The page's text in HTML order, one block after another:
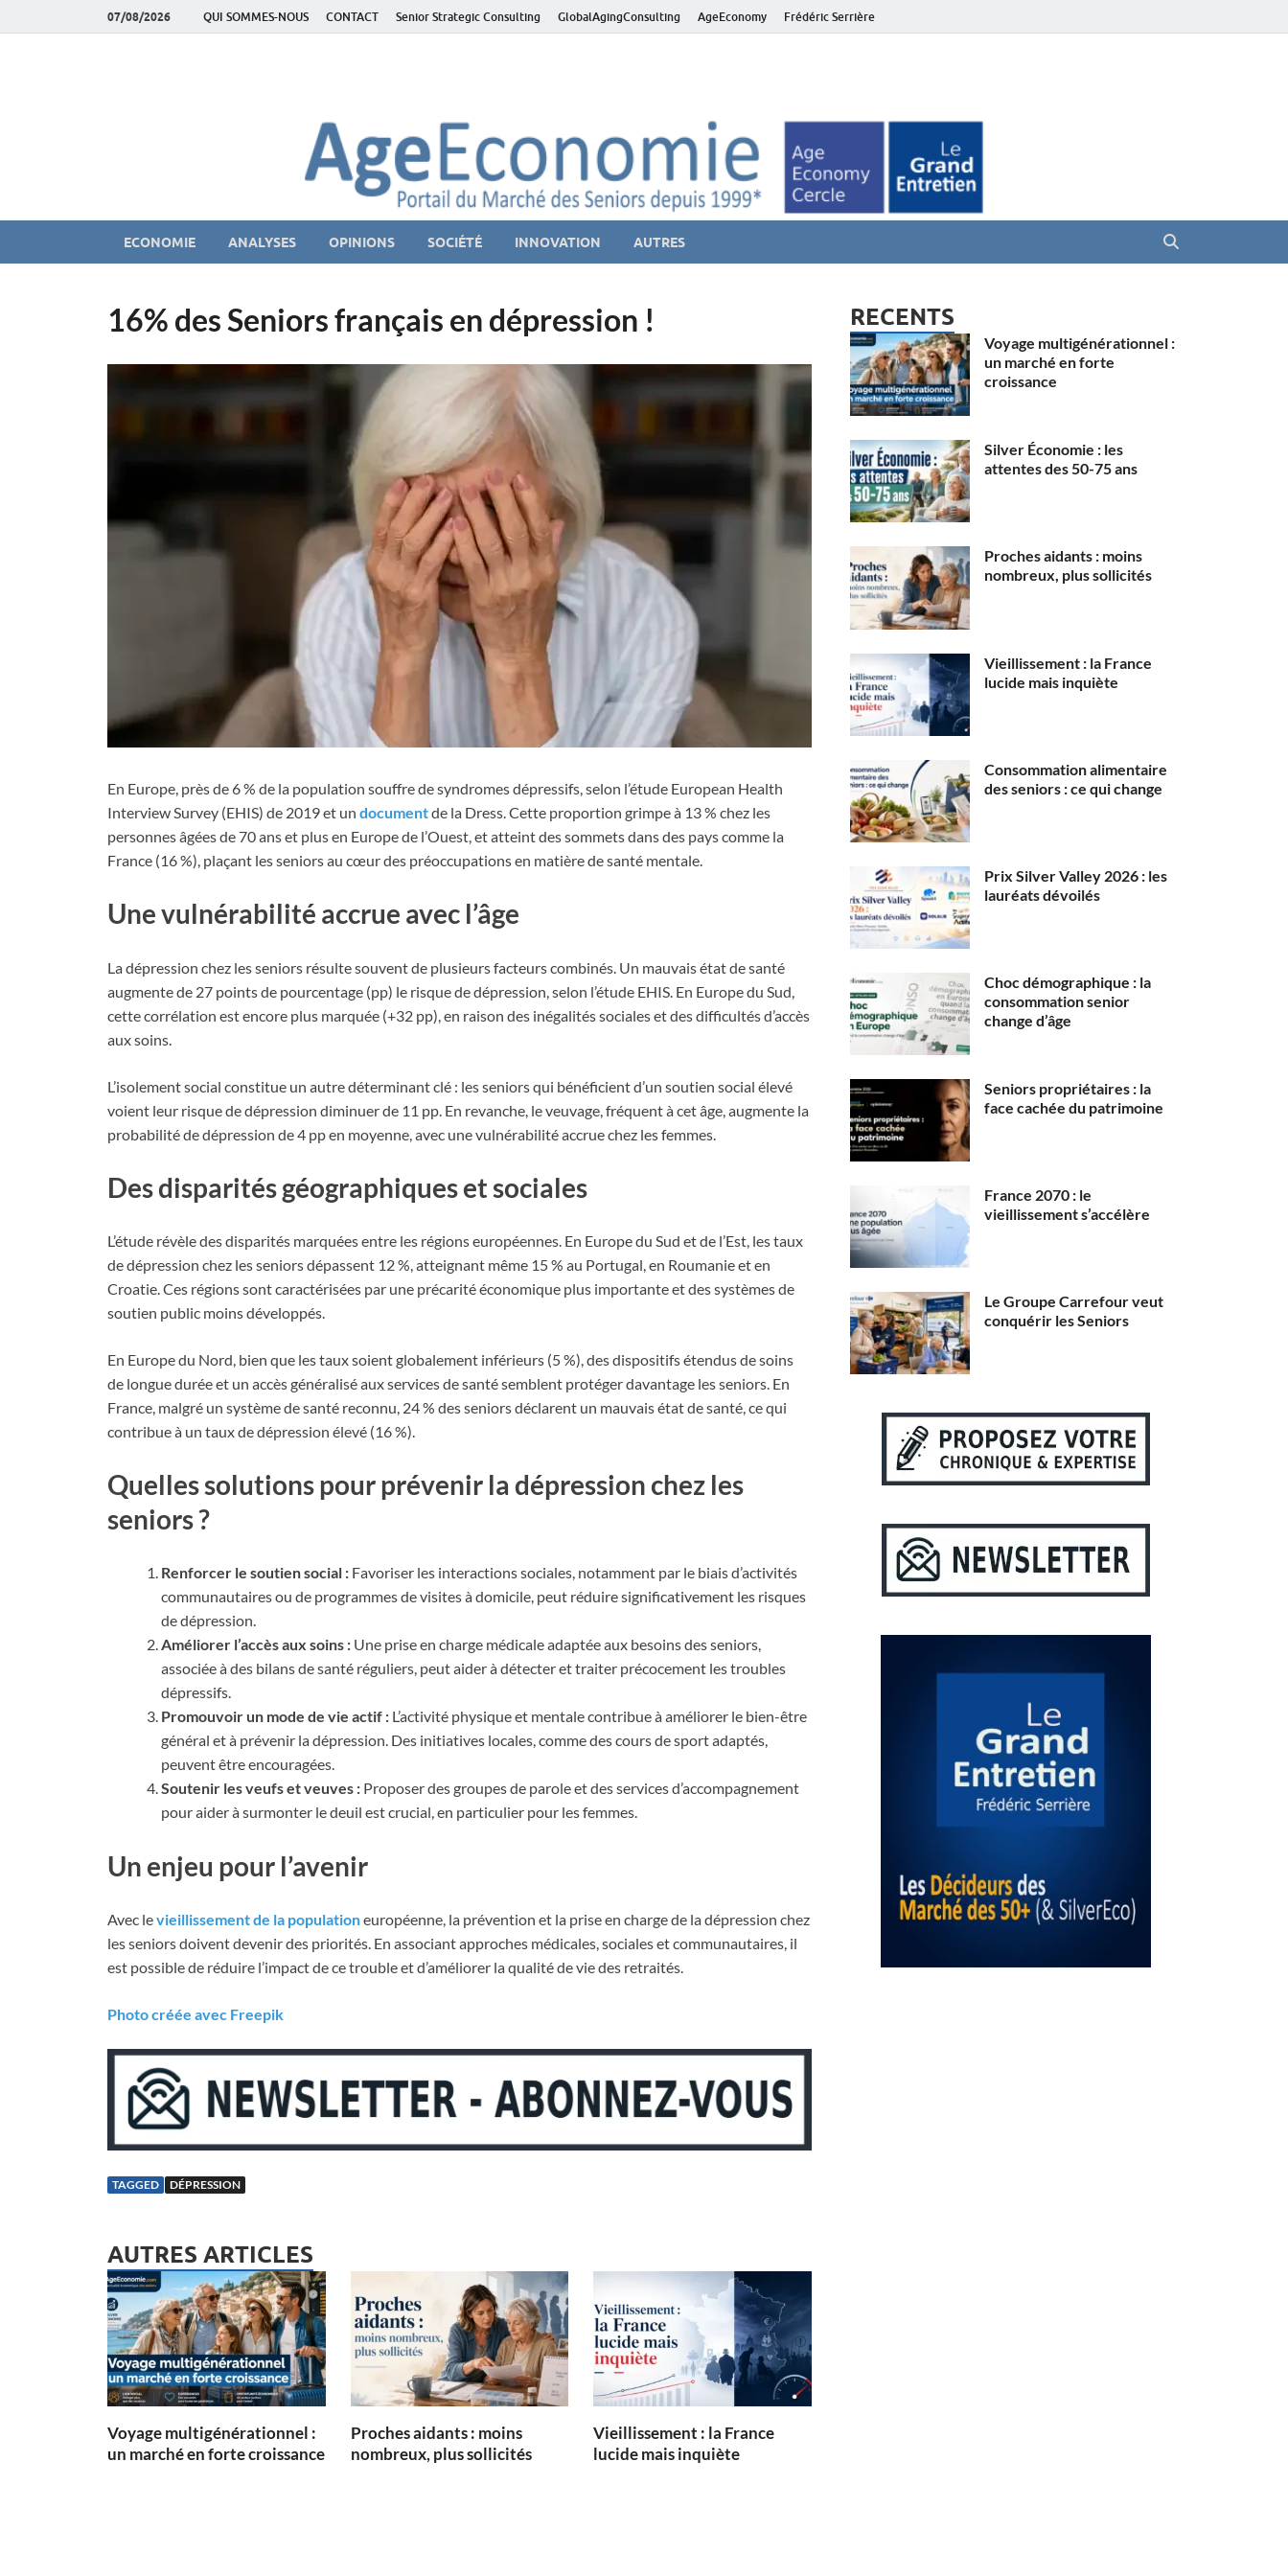
07/08/2026 QUI SOMMES-NOUS CONTACT Senior Strategic Consulting GlobalAgingConsulting AgeEconomy Frédéric Serrière
ECONOMIE ANALYSES OPINIONS SOCIÉTÉ INNOVATION AUTRES
16% des Seniors français en dépression !
En Europe, près de 6 % de la population souffre de syndromes dépressifs, selon l’étude European Health
Interview Survey (EHIS) de 2019 et un documentde la Dress. Cette proportion grimpe à 13 % chez les
personnes âgées de 70 ans et plus en Europe de l’Ouest, et atteint des sommets dans des pays comme la
France (16 %), plaçant les seniors au cœur des préoccupations en matière de santé mentale.
Une vulnérabilité accrue avec l’âge
La dépression chez les seniors résulte souvent de plusieurs facteurs combinés. Un mauvais état de santé
augmente de 27 points de pourcentage (pp) le risque de dépression, selon l’étude EHIS. En Europe du Sud,
cette corrélation est encore plus marquée (+32 pp), en raison des inégalités sociales et des difficultés d’accès
aux soins.
L’isolement social constitue un autre déterminant clé : les seniors qui bénéficient d’un soutien social élevé
voient leur risque de dépression diminuer de 11 pp. En revanche, le veuvage, fréquent à cet âge, augmente la
probabilité de dépression de 4 pp en moyenne, avec une vulnérabilité accrue chez les femmes.
Des disparités géographiques et sociales
L’étude révèle des disparités marquées entre les régions européennes. En Europe du Sud et de l’Est, les taux
de dépression chez les seniors dépassent 12 %, atteignant même 15 % au Portugal, en Roumanie et en
Croatie. Ces régions sont caractérisées par une précarité économique plus importante et des systèmes de
soutien public moins développés.
En Europe du Nord, bien que les taux soient globalement inférieurs (5 %), des dispositifs étendus de soins
de longue durée et un accès généralisé aux services de santé semblent protéger davantage les seniors. En
France, malgré un système de santé reconnu, 24 % des seniors déclarent un mauvais état de santé, ce qui
contribue à un taux de dépression élevé (16 %).
Quelles solutions pour prévenir la dépression chez les
seniors ?
Renforcer le soutien social : Favoriser les interactions sociales, notamment par le biais d’activités
communautaires ou de programmes de visites à domicile, peut réduire significativement les risques
de dépression.
Améliorer l’accès aux soins : Une prise en charge médicale adaptée aux besoins des seniors,
associée à des bilans de santé réguliers, peut aider à détecter et traiter précocement les troubles
dépressifs.
Promouvoir un mode de vie actif : L’activité physique et mentale contribue à améliorer le bien-être
général et à prévenir la dépression. Des initiatives locales, comme des cours de sport adaptés,
peuvent être encouragées.
Soutenir les veufs et veuves : Proposer des groupes de parole et des services d’accompagnement
pour aider à surmonter le deuil est crucial, en particulier pour les femmes.
Un enjeu pour l’avenir
Avec levieillissement de la populationeuropéenne, la prévention et la prise en charge de la dépression chez
les seniors doivent devenir des priorités. En associant approches médicales, sociales et communautaires, il
est possible de réduire l’impact de ce trouble et d’améliorer la qualité de vie des retraités.
Photo créée avec Freepik
TAGGED DÉPRESSION
AUTRES ARTICLES
Voyage multigénérationnel :
un marché en forte croissance
Proches aidants : moins
nombreux, plus sollicités
Vieillissement : la France
lucide mais inquiète
RECENTS
Voyage multigénérationnel :
un marché en forte
croissance
Silver Économie : les
attentes des 50-75 ans
Proches aidants : moins
nombreux, plus sollicités
Vieillissement : la France
lucide mais inquiète
Consommation alimentaire
des seniors : ce qui change
Prix Silver Valley 2026 : les
lauréats dévoilés
Choc démographique : la
consommation senior
change d’âge
Seniors propriétaires : la
face cachée du patrimoine
France 2070 : le
vieillissement s’accélère
Le Groupe Carrefour veut
conquérir les Seniors